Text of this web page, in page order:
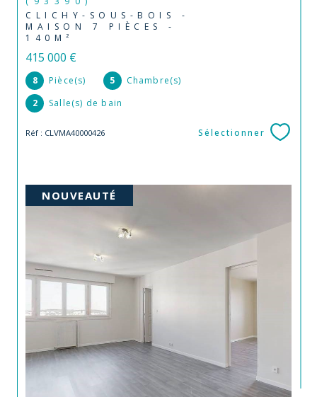
CLICHY-SOUS-BOIS -
MAISON 7 PIÈCES -
140M²
415 000 €
8 Pièce(s) 5
Chambre(s)
2
Salle(s) de bain
Réf : CLVMA40000426 Sélectionner
NOUVEAUTÉ